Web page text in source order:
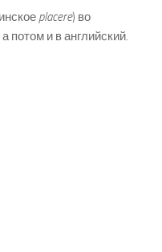
placere) во
а потом и в английский.